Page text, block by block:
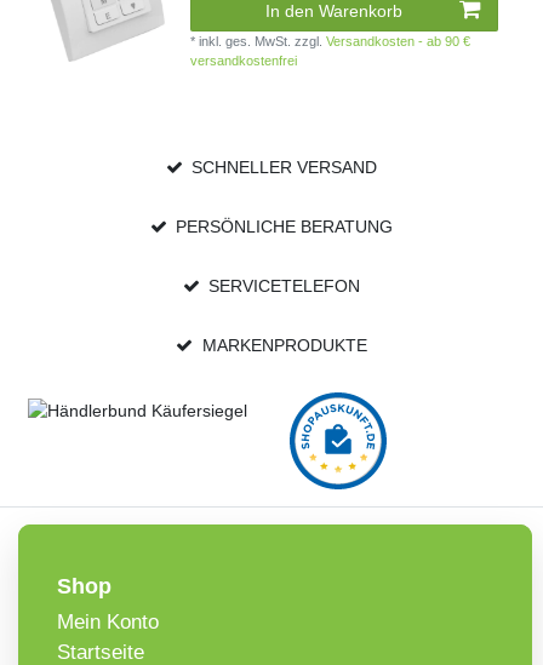
In den Warenkorb
*inkl. ges. MwSt. zzgl.Versandkosten - ab 90 €
versandkostenfrei
SCHNELLER VERSAND
PERSÖNLICHE BERATUNG
SERVICETELEFON
MARKENPRODUKTE
Shop
Mein Konto
Startseite